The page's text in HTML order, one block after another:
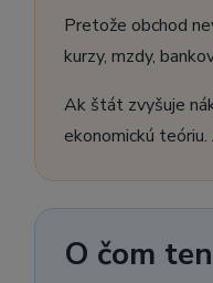
Pretože obchod
kurzy, mzdy,
Ak štát zvyšuje
ekonomickú
O čom